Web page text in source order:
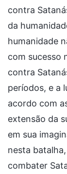
contra
da
humanidade
com sucesso
contra
períodos, e a
acordo com
extensão da
em sua
nesta
combater